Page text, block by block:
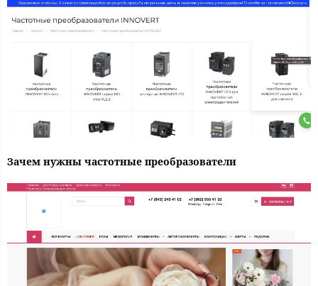
Зачем нужны частотные преобразователи